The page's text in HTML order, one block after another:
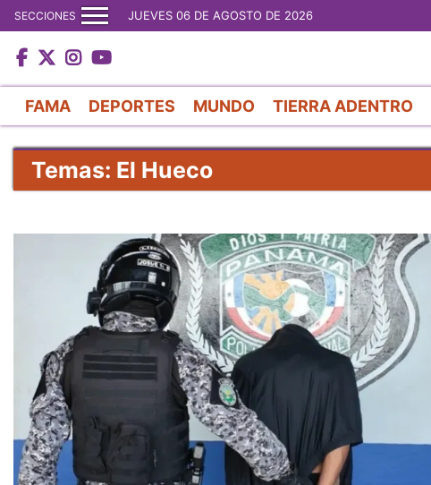
SECCIONES JUEVES 06 DE AGOSTO DE 2026
FAMA DEPORTES MUNDO TIERRA ADENTRO
Temas: El Hueco